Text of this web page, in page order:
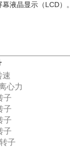
液晶显示（LCD）。
速
心力
子
子
子
子
子